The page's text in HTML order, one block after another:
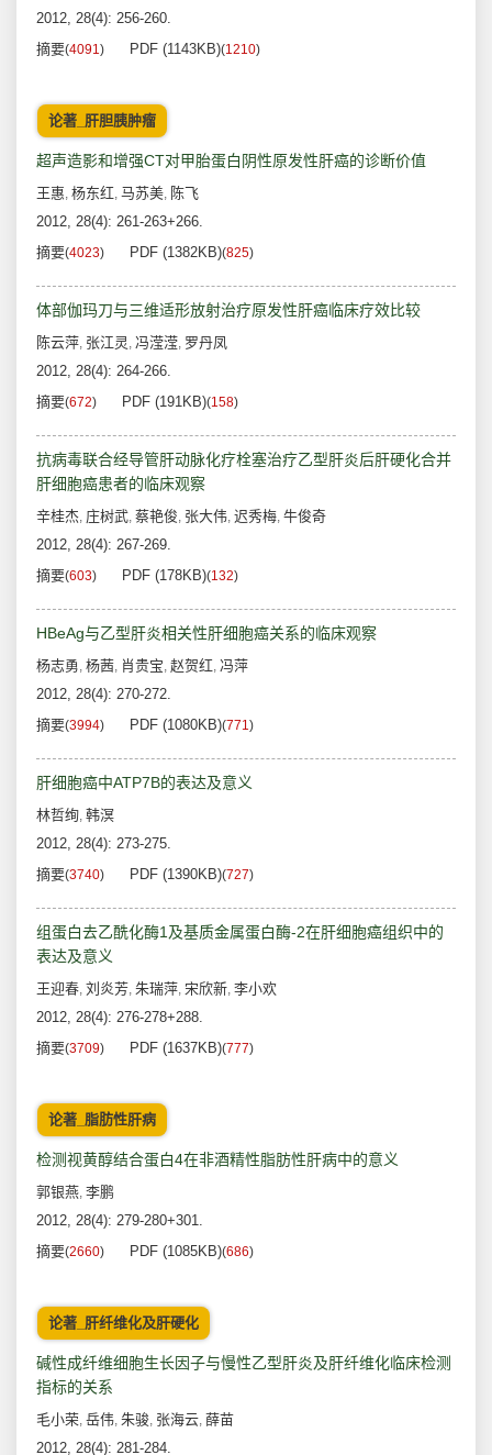
2012, 28(4): 256-260.
摘要(4091) PDF (1143KB)(1210)
论著_肝胆胰肿瘤
超声造影和增强CT对甲胎蛋白阴性原发性肝癌的诊断价值
王惠, 杨东红, 马苏美, 陈飞
2012, 28(4): 261-263+266.
摘要(4023) PDF (1382KB)(825)
体部伽玛刀与三维适形放射治疗原发性肝癌临床疗效比较
陈云萍, 张江灵 , 冯滢滢, 罗丹凤
2012, 28(4): 264-266.
摘要(672) PDF (191KB)(158)
抗病毒联合经导管肝动脉化疗栓塞治疗乙型肝炎后肝硬化合并
肝细胞癌患者的临床观察
辛桂杰, 庄树武, 蔡艳俊, 张大伟, 迟秀梅, 牛俊奇
2012, 28(4): 267-269.
摘要(603) PDF (178KB)(132)
HBeAg与乙型肝炎相关性肝细胞癌关系的临床观察
杨志勇, 杨茜, 肖贵宝, 赵贺红, 冯萍
2012, 28(4): 270-272.
摘要(3994) PDF (1080KB)(771)
肝细胞癌中ATP7B的表达及意义
林哲绚, 韩溟
2012, 28(4): 273-275.
摘要(3740) PDF (1390KB)(727)
组蛋白去乙酰化酶1及基质金属蛋白酶-2在肝细胞癌组织中的
表达及意义
王迎春, 刘炎芳, 朱瑞萍, 宋欣新, 李小欢
2012, 28(4): 276-278+288.
摘要(3709) PDF (1637KB)(777)
论著_脂肪性肝病
检测视黄醇结合蛋白4在非酒精性脂肪性肝病中的意义
郭银燕, 李鹏
2012, 28(4): 279-280+301.
摘要(2660) PDF (1085KB)(686)
论著_肝纤维化及肝硬化
碱性成纤维细胞生长因子与慢性乙型肝炎及肝纤维化临床检测
指标的关系
毛小荣, 岳伟, 朱骏, 张海云, 薛苗
2012, 28(4): 281-284.